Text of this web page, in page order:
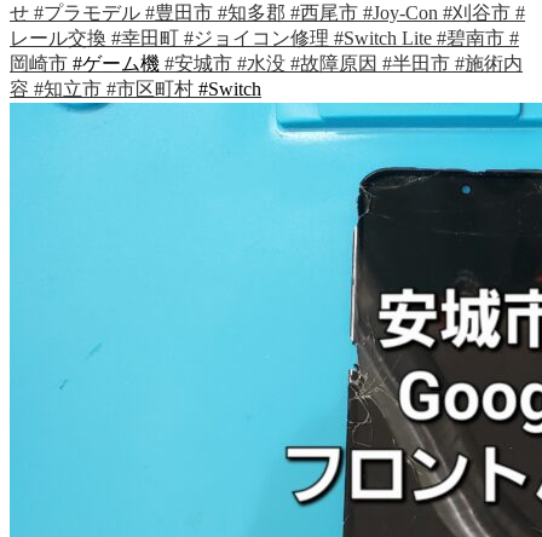
せ #プラモデル #豊田市 #知多郡 #西尾市 #Joy-Con #刈谷市 #
レール交換 #幸田町 #ジョイコン修理 #Switch Lite #碧南市 #
岡崎市 #ゲーム機 #安城市 #水没 #故障原因 #半田市 #施術内
容 #知立市 #市区町村 #Switch